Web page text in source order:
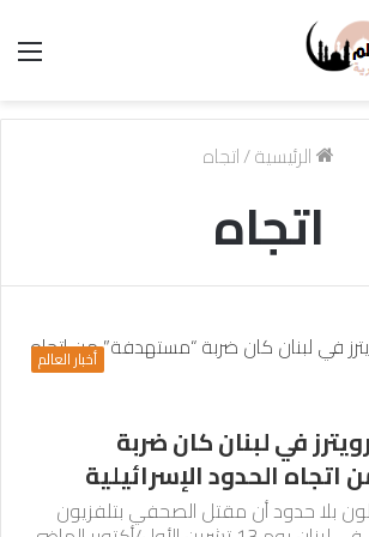
الرئيسية/اتجاه
اتجاه
أخبار العالم
في لبنان كان ضربة
الحدود الإسرائيلية
بلا حدود أن مقتل الصحفي بتلفزيون